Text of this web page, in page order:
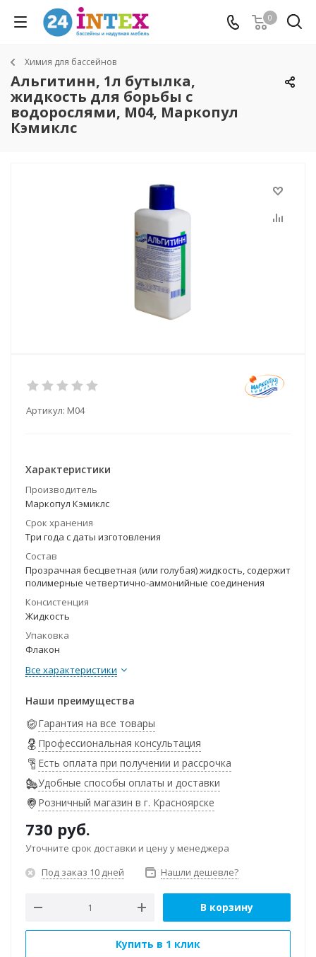
0
Химия для бассейнов
Альгитинн, 1л бутылка,
жидкость для борьбы с
водорослями, М04, Маркопул
Кэмиклс
Артикул: М04
Характеристики
Производитель
Маркопул Кэмиклс
Срок хранения
Три года с даты изготовления
Состав
Прозрачная бесцветная (или голубая) жидкость, содержит
полимерные четвертично-аммонийные соединения
Консистенция
Жидкость
Упаковка
Флакон
Все характеристики
Наши преимущества
Гарантия на все товары
Профессиональная консультация
Есть оплата при получении и рассрочка
Удобные способы оплаты и доставки
Розничный магазин в г. Красноярске
730 руб.
Уточните срок доставки и цену у менеджера
Под заказ 10 дней
Нашли дешевле?
В корзину
Купить в 1 клик